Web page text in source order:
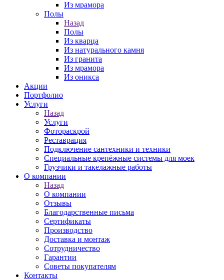
Из мрамора
Полы
Назад
Полы
Из кварца
Из натурального камня
Из гранита
Из мрамора
Из оникса
Акции
Портфолио
Услуги
Назад
Услуги
Фотораскрой
Реставрация
Подключение сантехники и техники
Специальные крепёжные системы для моек
Грузчики и такелажные работы
О компании
Назад
О компании
Отзывы
Благодарственные письма
Сертификаты
Производство
Доставка и монтаж
Сотрудничество
Гарантии
Советы покупателям
Контакты